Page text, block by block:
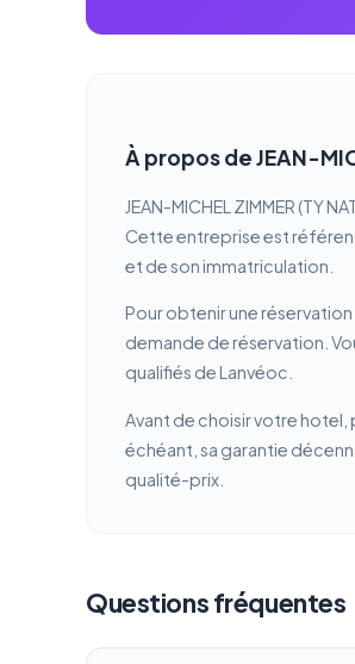
À propos de JEAN-
JEAN-MICHEL ZIMMER (TY
Cette entreprise est
et de son immatriculation.
Pour obtenir une
demande de réservation.
qualifiés de Lanvéoc.
Avant de choisir votre hotel,
échéant, sa garantie
qualité-prix.
Questions fréquentes